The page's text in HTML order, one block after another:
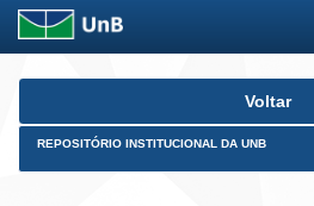
Skip
Voltar
REPOSITÓRIO INSTITUCIONAL DA UNB